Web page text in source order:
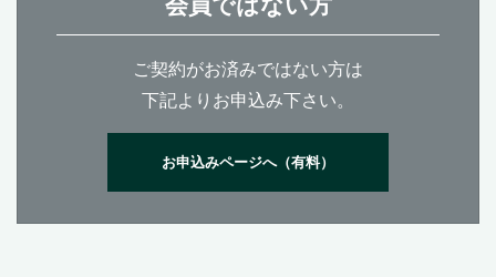
ご契約がお済みではない方は
下記よりお申込み下さい。
お申込みページへ（有料）